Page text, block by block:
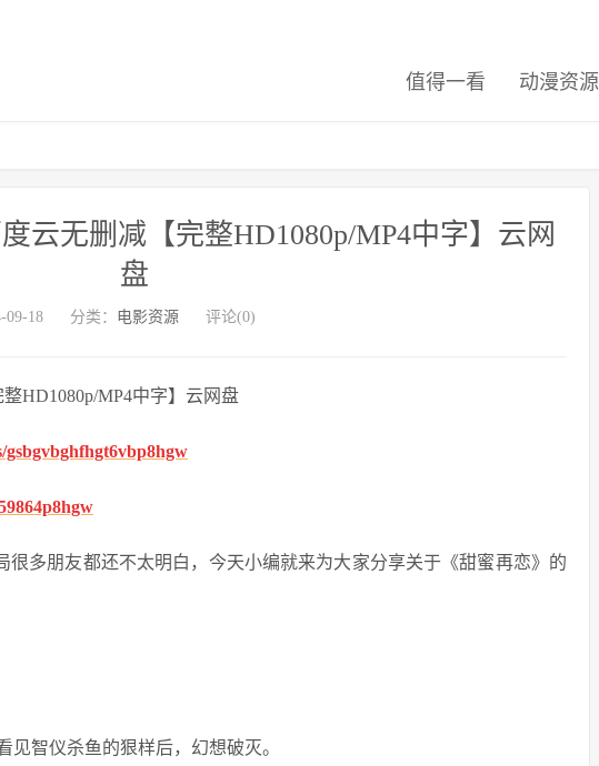
值得一看 动漫资源
云无删减【完整HD1080p/MP4中字】云网
盘
09-18 分类： 电影资源 评论(0)
HD1080p/MP4中字】云网盘
gsbgvbghfhgt6vbp8hgw
很多朋友都还不太明白，今天小编就来为大家分享关于《甜蜜再恋》的
见智仪杀鱼的狠样后，幻想破灭。